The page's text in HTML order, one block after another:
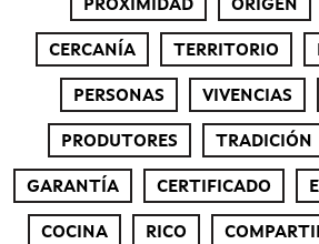
PROXIMIDAD ORIGEN
CERCANÍA TERRITORIO
PERSONAS VIVENCIAS
PRODUTORES TRADICIÓN
GARANTÍA CERTIFICADO
COCINA RICO